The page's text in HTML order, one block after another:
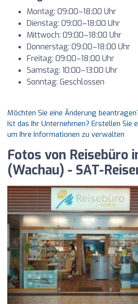
Montag: 09:00–18:00 Uhr
Dienstag: 09:00–18:00 Uhr
Mittwoch: 09:00–18:00 Uhr
Donnerstag: 09:00–18:00 Uhr
Freitag: 09:00–18:00 Uhr
Samstag: 10:00–13:00 Uhr
Sonntag: Geschlossen
Möchten Sie eine Änderung
Ist das Ihr Unternehmen? Erstellen Sie
um Ihre Informationen zu verwalten
Fotos von Reisebüro
(Wachau) - SAT-